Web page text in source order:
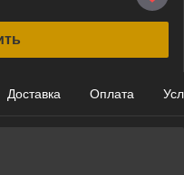
Доставка Оплата